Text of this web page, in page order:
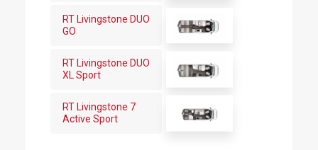
RT Livingstone DUO
GO
RT Livingstone DUO
XL Sport
RT Livingstone 7
Active Sport